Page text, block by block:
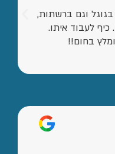
וגם ברשתות,
כיף לעבוד איתו.
בחום!!